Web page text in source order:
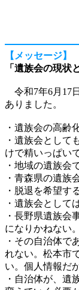
【メッセージ】
「遺族会の現状
令和7年6月17
ありました。
・遺族会の高齢
・遺族会として
けで精いっぱい
・地域の遺族会
・青森県の遺族
・脱退を希望す
・遺族会として
・長野県遺族会
になりかねない。
・その自治体で
れない。松本市
い。個人情報だ
・自治体が、遺